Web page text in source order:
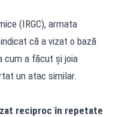
(IRGC), armata
că a vizat o bază
cum a făcut și joia
un atac similar.
reciproc în repetate